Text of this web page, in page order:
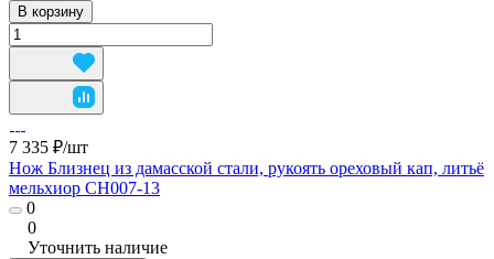
В корзину
7 335 ₽/шт
Нож Близнец из дамасской стали, рукоять ореховый кап, литьё
мельхиор CH007-13
0
0
Уточнить наличие